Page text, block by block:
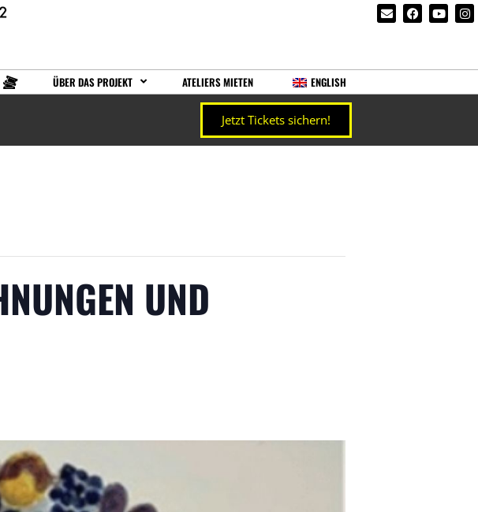
ÜBER DAS PROJEKT ATELIERS MIETEN ENGLISH
Jetzt Tickets sichern!
UND